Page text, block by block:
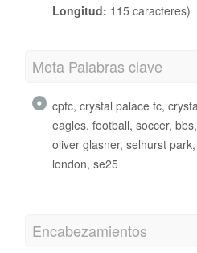
Longitud: 115 caracteres)
Meta Palabras clave
cpfc, crystal palace fc,
eagles, football, soccer,
oliver glasner, selhurst
london, se25
Encabezamientos